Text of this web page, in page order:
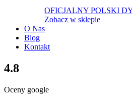
OFICJALNY POLSKI
Zobacz w sklepie
O Nas
Blog
Kontakt
4.8
Oceny google